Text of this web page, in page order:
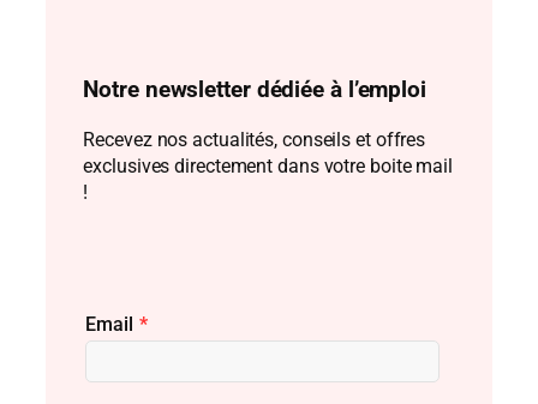
Notre newsletter dédiée à l’emploi
Recevez nos actualités, conseils et offres
exclusives directement dans votre boite mail
!
Email *